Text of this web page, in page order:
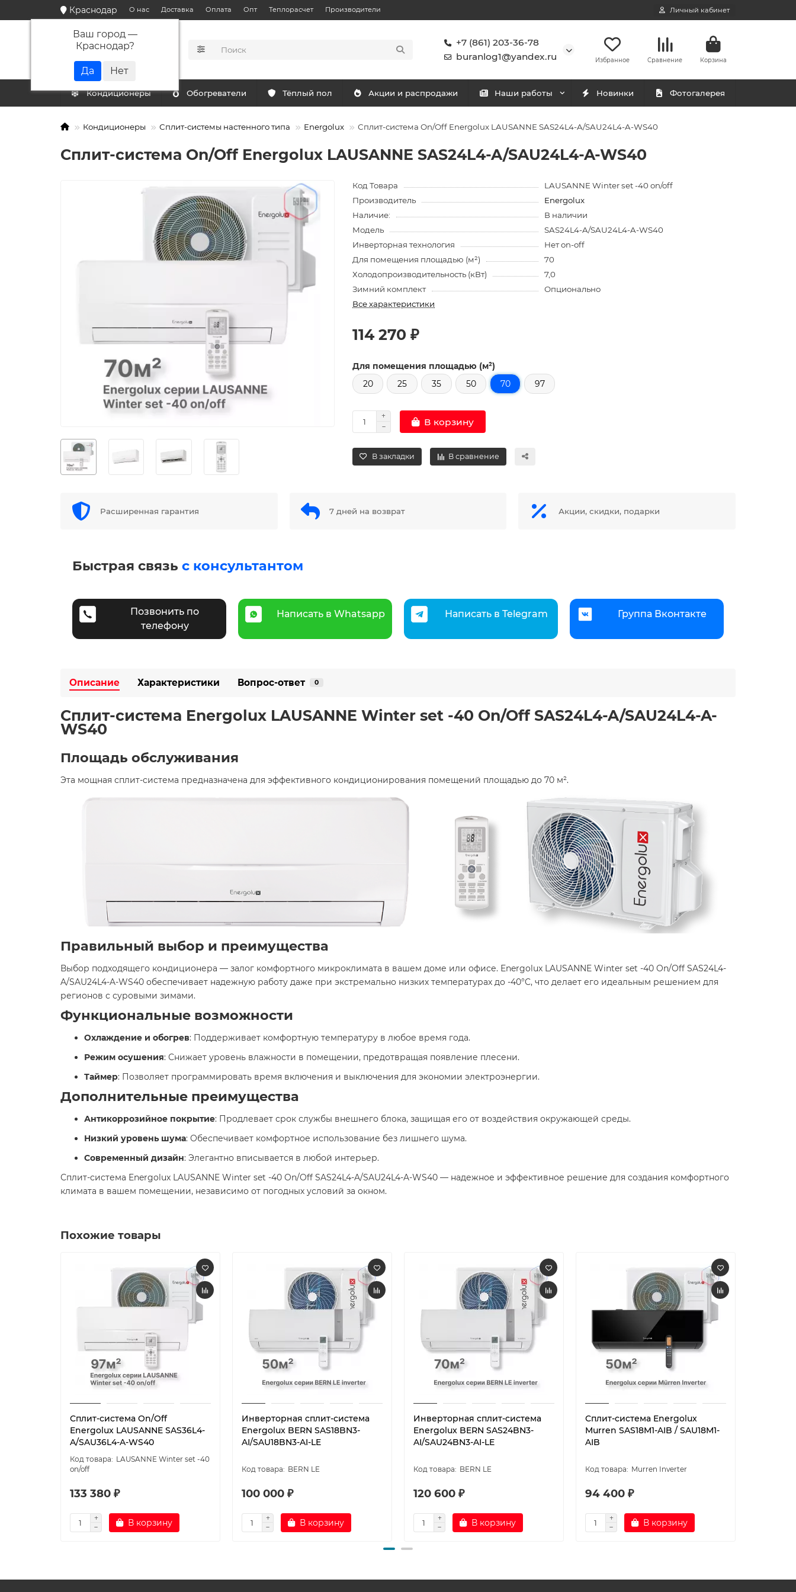
Краснодар
Ваш город —
Краснодар?
О нас Доставка Оплата Опт Теплорасчет Производители Личный кабинет
КАТАЛОГ
+7 (861) 203-36-78
buranlog1@yandex.ru
Избранное Сравнение Корзина
Кондиционеры Обогреватели Тёплый пол Акции и распродажи Наши работы Новинки Фотогалерея
Кондиционеры Сплит-системы настенного типа Energolux Сплит-система On/Off Energolux LAUSANNE SAS24L4-A/SAU24L4-A-WS40
Сплит-система On/Off Energolux LAUSANNE SAS24L4-A/SAU24L4-A-WS40
Код Товара
LAUSANNE Winter set -40 on/off
Производитель
Energolux
Наличие:
В наличии
Модель
SAS24L4-A/SAU24L4-A-WS40
Инверторная технология
Нет on-off
Для помещения площадью (м²)
70
Холодопроизводительность (кВт)
7,0
Зимний комплект
Опционально
Все характеристики
114 270 ₽
Для помещения площадью (м²)
20
25 35 50 70 97
В корзину
В закладки В сравнение
Расширенная гарантия 7 дней на возврат Акции, скидки, подарки
Быстрая связь с консультантом
Позвонить по
телефону
Написать в Whatsapp Написать в Telegram Группа Вконтакте
Описание Характеристики Вопрос-ответ 0
Сплит-система Energolux LAUSANNE Winter set -40 On/Off SAS24L4-A/SAU24L4-A-
WS40
Площадь обслуживания
Эта мощная сплит-система предназначена для эффективного кондиционирования помещений площадью до 70 м².
Правильный выбор и преимущества
Выбор подходящего кондиционера — залог комфортного микроклимата в вашем доме или офисе. Energolux LAUSANNE Winter set -40 On/Off SAS24L4-
A/SAU24L4-A-WS40 обеспечивает надежную работу даже при экстремально низких температурах до -40°C, что делает его идеальным решением для
регионов с суровыми зимами.​
Функциональные возможности
Охлаждение и обогрев: Поддерживает комфортную температуру в любое время года.​
Режим осушения: Снижает уровень влажности в помещении, предотвращая появление плесени.​
Таймер: Позволяет программировать время включения и выключения для экономии электроэнергии.​
Дополнительные преимущества
Антикоррозийное покрытие: Продлевает срок службы внешнего блока, защищая его от воздействия окружающей среды.​
Низкий уровень шума: Обеспечивает комфортное использование без лишнего шума.​
Современный дизайн: Элегантно вписывается в любой интерьер.​
Сплит-система Energolux LAUSANNE Winter set -40 On/Off SAS24L4-A/SAU24L4-A-WS40 — надежное и эффективное решение для создания комфортного
климата в вашем помещении, независимо от погодных условий за окном.​
Похожие товары
Сплит-система On/Off
Energolux LAUSANNE SAS36L4-
A/SAU36L4-A-WS40
LAUSANNE Winter set -40
on/off
133 380 ₽
В корзину
Инверторная сплит-система
Energolux BERN SAS18BN3-
AI/SAU18BN3-AI-LE
BERN LE
100 000 ₽
В корзину
Инверторная сплит-система
Energolux BERN SAS24BN3-
AI/SAU24BN3-AI-LE
BERN LE
120 600 ₽
В корзину
Сплит-система Energolux
Murren SAS18M1-AIB / SAU18M1-
AIB
Murren Inverter
94 400 ₽
В корзину